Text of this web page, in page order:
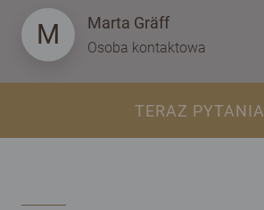
M Marta Gräff
Osoba kontaktowa
TERAZ PYTANIA